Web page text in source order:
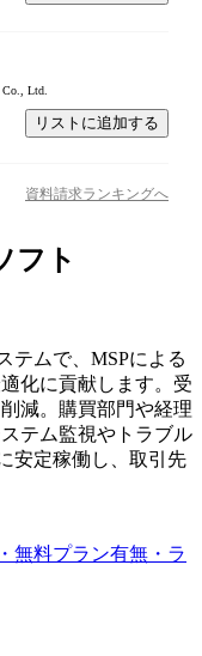
Ltd.
リストに追加する
資料請求ランキングへ
フト
テムで、MSPによる
化に貢献します。受
減。購買部門や経理
テム監視やトラブル
安定稼働し、取引先
無料プラン有無・ラ